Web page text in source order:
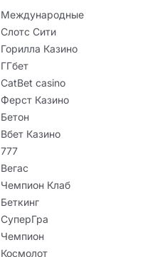
Международные
Слотс Сити
Горилла Казино
ГГбет
CatBet casino
Ферст Казино
Бетон
Вбет Казино
777
Вегас
Чемпион Клаб
Беткинг
СуперГра
Чемпион
Космолот